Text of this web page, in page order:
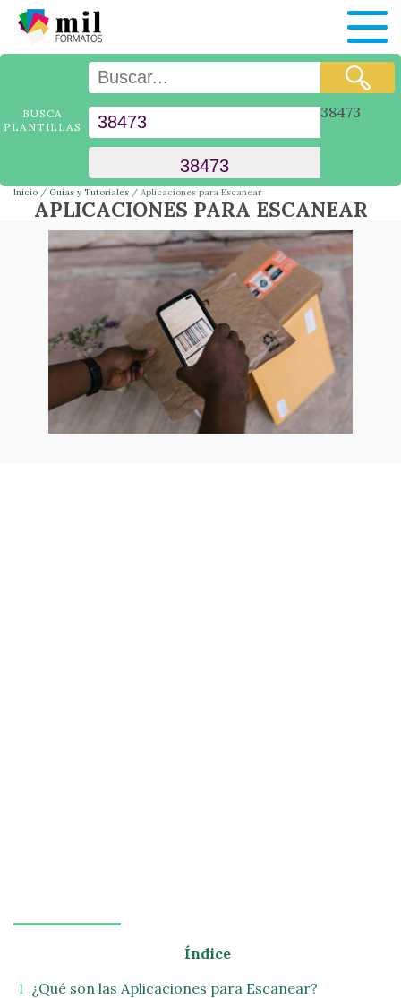
BUSCA
PLANTILLAS
38473
Inicio Guías y Tutoriales Aplicaciones para Escanear
APLICACIONES PARA ESCANEAR
Índice
¿Qué son las Aplicaciones para Escanear?